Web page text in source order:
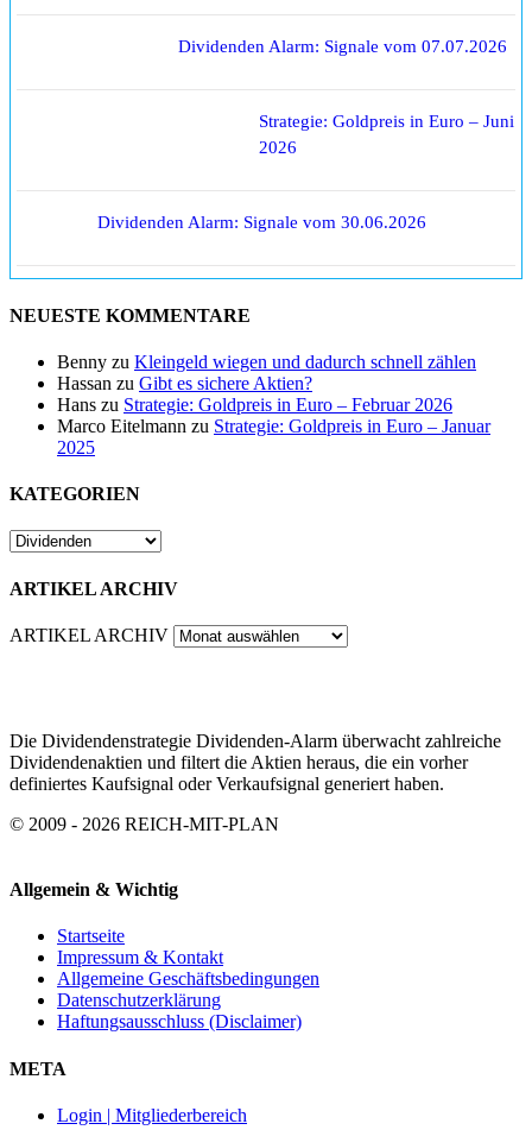
Dividenden Alarm: Signale vom 07.07.2026
Strategie: Goldpreis in Euro – Juni
2026
Dividenden Alarm: Signale vom 30.06.2026
NEUESTE KOMMENTARE
Benny zu Kleingeld wiegen und dadurch schnell zählen
Hassan zu Gibt es sichere Aktien?
Hans zu Strategie: Goldpreis in Euro – Februar 2026
Marco Eitelmann zu Strategie: Goldpreis in Euro – Januar
2025
KATEGORIEN
ARTIKEL ARCHIV
ARTIKEL ARCHIV
Die Dividendenstrategie Dividenden-Alarm überwacht zahlreiche
Dividendenaktien und filtert die Aktien heraus, die ein vorher
definiertes Kaufsignal oder Verkaufsignal generiert haben.
© 2009 - 2026 REICH-MIT-PLAN
Allgemein & Wichtig
Startseite
Impressum & Kontakt
Allgemeine Geschäftsbedingungen
Datenschutzerklärung
Haftungsausschluss (Disclaimer)
META
Login | Mitgliederbereich